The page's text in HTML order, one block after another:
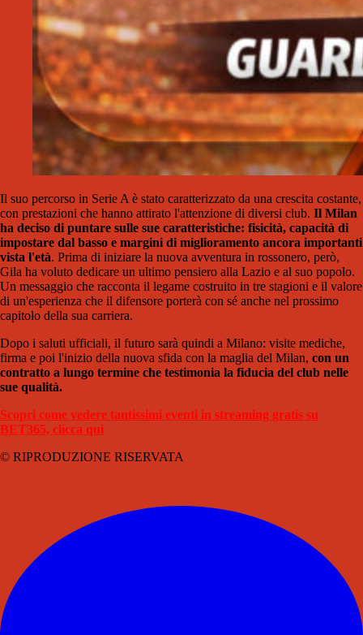
Il suo percorso in Serie A è stato caratterizzato da una crescita costante,
con prestazioni che hanno attirato l'attenzione di diversi club. Il Milan
ha deciso di puntare sulle sue caratteristiche: fisicità, capacità di
impostare dal basso e margini di miglioramento ancora importanti
vista l'età. Prima di iniziare la nuova avventura in rossonero, però,
Gila ha voluto dedicare un ultimo pensiero alla Lazio e al suo popolo.
Un messaggio che racconta il legame costruito in tre stagioni e il valore
di un'esperienza che il difensore porterà con sé anche nel prossimo
capitolo della sua carriera.
Dopo i saluti ufficiali, il futuro sarà quindi a Milano: visite mediche,
firma e poi l'inizio della nuova sfida con la maglia del Milan, con un
contratto a lungo termine che testimonia la fiducia del club nelle
sue qualità.
Scopri come vedere tantissimi eventi in streaming gratis su
BET365, clicca qui
© RIPRODUZIONE RISERVATA